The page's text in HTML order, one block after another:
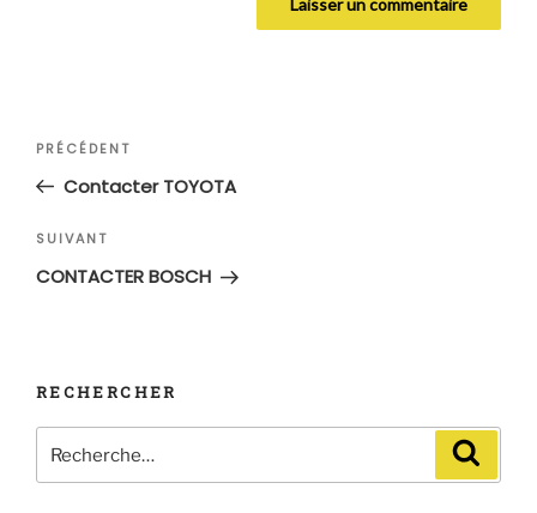
Navigation
l’article
Article
précédent
PRÉCÉDENT
Contacter TOYOTA
Article
suivant
SUIVANT
CONTACTER BOSCH
RECHERCHER
pour